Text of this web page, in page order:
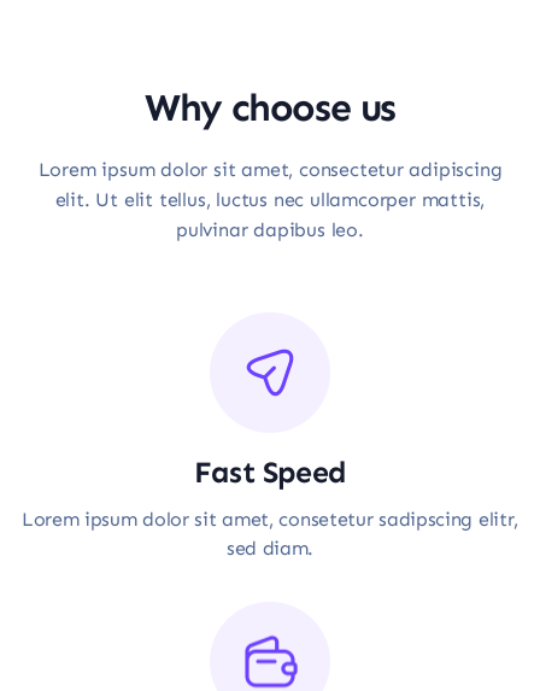
Why choose us
Lorem ipsum dolor sit amet, consectetur adipiscing
elit. Ut elit tellus, luctus nec ullamcorper mattis,
pulvinar dapibus leo.
Fast Speed
Lorem ipsum dolor sit amet, consetetur sadipscing elitr,
sed diam.